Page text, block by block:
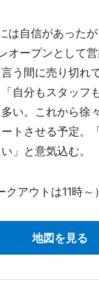
自信があった
オープンとして
う間に売り切れ
自分もスタッフ
い。これから徐
トさせる予定。
」と意気込む。
アウトは11時～
地図を見る